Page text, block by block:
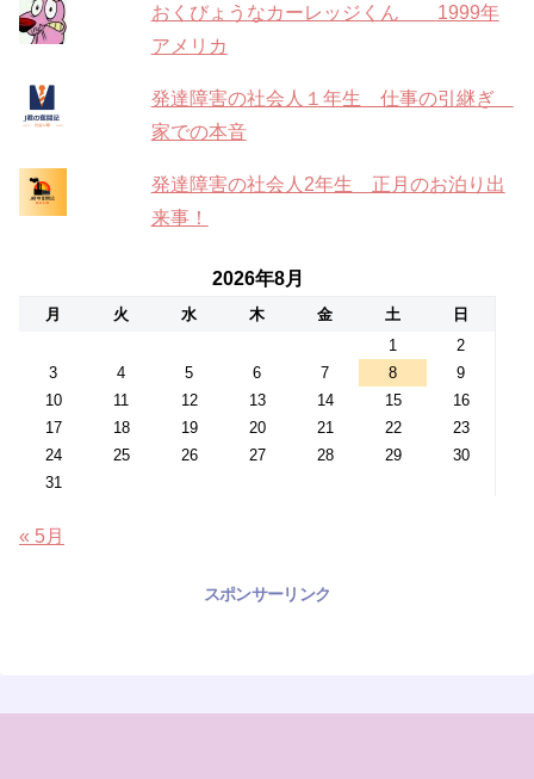
おくびょうなカーレッジくん 1999年
アメリカ
発達障害の社会人１年生 仕事の引継ぎ
家での本音
発達障害の社会人2年生 正月のお泊り出
来事！
2026年8月
月 火 水 木 金 土
日
1
2
3
4 5 6 7 8
9
10
11 12 13 14 15
16
17
18 19 20 21 22
23
24
25 26 27 28 29
30
31
« 5月
スポンサーリンク